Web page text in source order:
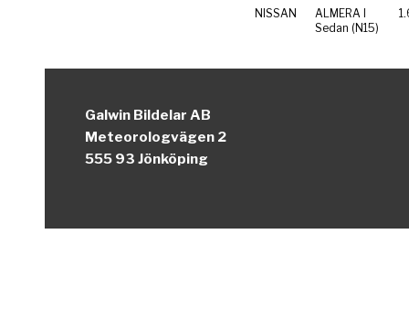
NISSAN
ALMERA I
Sedan (N15)
Galwin Bildelar AB
Meteorologvägen 2
555 93 Jönköping